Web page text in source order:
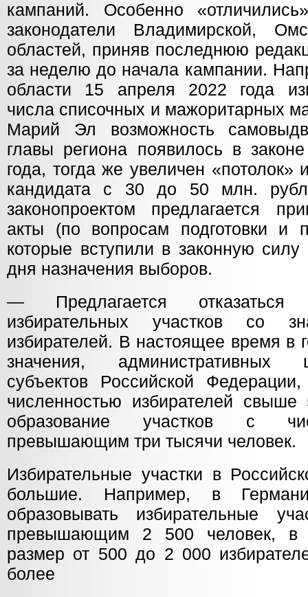
кампаний. Особенно
законодатели Владимирской,
областей, приняв последнюю
за неделю до начала кампании.
области 15 апреля 2022 года
числа списочных и мажоритарных
Марий Эл возможность
главы региона появилось в
года, тогда же увеличен «потолок»
кандидата с 30 до 50 млн.
законопроектом предлагается
акты (по вопросам подготовки и
которые вступили в законную
дня назначения выборов.
— Предлагается
избирательных участков со
избирателей. В настоящее время в
значения, административных
субъектов Российской
численностью избирателей свыше
образование участков с
превышающим три тысячи человек.
Избирательные участки в
большие. Например, в
образовывать избирательные
превышающим 2 500 человек, в
размер от 500 до 2 000
более